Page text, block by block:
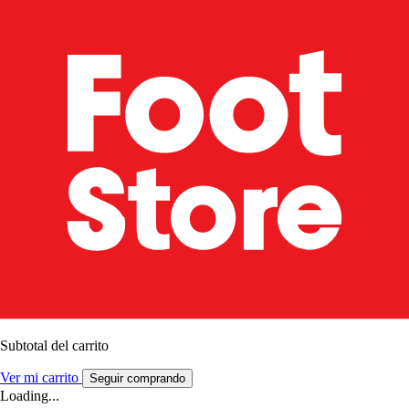
Subtotal del carrito
Ver mi carrito Seguir comprando
Loading...